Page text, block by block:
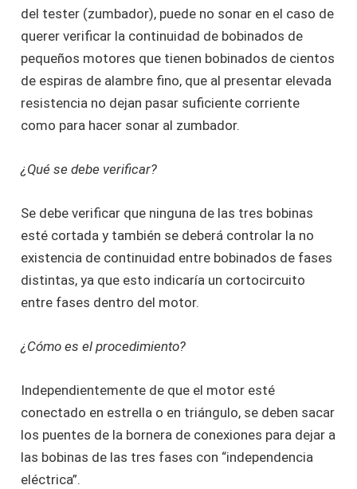
del tester (zumbador), puede no sonar en el caso de
querer verificar la continuidad de bobinados de
pequeños motores que tienen bobinados de cientos
de espiras de alambre fino, que al presentar elevada
resistencia no dejan pasar suficiente corriente
como para hacer sonar al zumbador.
¿Qué se debe verificar?
Se debe verificar que ninguna de las tres bobinas
esté cortada y también se deberá controlar la no
existencia de continuidad entre bobinados de fases
distintas, ya que esto indicaría un cortocircuito
entre fases dentro del motor.
¿Cómo es el procedimiento?
Independientemente de que el motor esté
conectado en estrella o en triángulo, se deben sacar
los puentes de la bornera de conexiones para dejar a
las bobinas de las tres fases con “independencia
eléctrica”.